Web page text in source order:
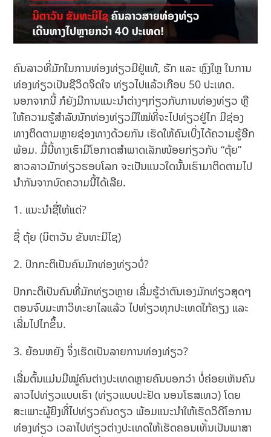
ຄົນລາວທີ່ມັກໃນການທ່ອງທ່ຽວມີຢູ່ແທ້, ຮັກ ແລະ ຫຼົງໃຫຼ ໃນການ
ທ່ອງທ່ຽວເປັນຊີວິດຈິດໃຈ ທ່ຽວໄປແລ້ວເກືອບ 50 ປະເທດ.
ນອກຈາກນີ້ ກໍຍັງມີການແນະນຳຕ່າງໆກ່ຽວກັບການທ່ອງທ່ຽວ ຫຼື
ໃຫ້ຄວາມຮູ້ສຳລັບນັກທ່ອງທ່ຽວມືໃໝ່ທີ່ຈະໄປທ່ຽວຢູ່ໄກ ມີຊ່ອງ
ທາງຕິດຕາມຫຼາຍຊ່ອງທາງດ້ວຍກັນ ເຮັດໃຫ້ຄົນເບິ່ງໄດ້ຄວາມຮູ້ອີກ
ພ້ອມ. ມື້ນີ້ທາງເຮົາມີໂອກາດສຳພາດເລັກໜ້ອຍກ່ຽວກັບ “ຕຸ້ຍ”
ສາວລາວມັກທ່ຽວຮອບໂລກ ຈະເປັນແນວໃດນັ້ນເຮົາມາຕິດຕາມໄປ
ນຳກັນຈາກບົດຄວາມນີ້ໄດ້ເລີຍ.
1. ແນະນໍາຊື່ໃຫ້ແດ່?
ຊື່ ຕຸ້ຍ (ນິຕາວັນ ຂັນທະມີໄຊ)
2. ປົກກະຕິເປັນຄົນມັກທ່ອງທ່ຽວບໍ່?
ປົກກະຕິເປັນຄົນທີ່ມັກທ່ຽວຫຼາຍ ເລີ່ມຮູ້ວ່າຕົນເອງມັກທ່ຽວສຸດໆ
ຕອນຈົບມະຫາວິທະຍາໄລແລ້ວ ໄປທ່ຽວທຸກປະເທດໃກ້ຄຽງ ແລະ
ເລີ່ມໄປໄກຂຶ້ນ.
3. ຍ້ອນຫຍັງ ຈຶ່ງເຮັດເປັນລາຍການທ່ອງທ່ຽວ?
ເລີ່ມຕົ້ນແມ່ນມີໝູ່ຄົນຕ່າງປະເທດຫຼາຍຄົນບອກວ່າ ບໍ່ຄ່ອຍເຫັນຄົນ
ລາວໄປທ່ຽວແບບເຮົາ (ທ່ຽວແບບປະຢັດ ນອນໂຮສເທວ) ໂດຍ
ສະເພາະຜູ້ຍິງທີ່ໄປທ່ຽວຄົນດຽວ ພ້ອມແນະນຳໃຫ້ເຮັດວິດີໂອການ
ທ່ອງທ່ຽວ ເວລາໄປທ່ຽວຕ່າງປະເທດໃຫ້ເຮັດຄອນເທັ້ນເປັນພາສາ